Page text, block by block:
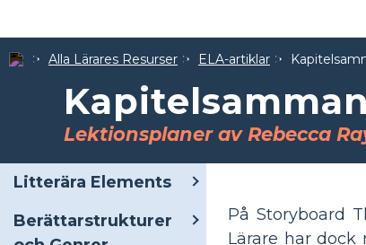
Alla Lärares Resurser ELA-artiklar
Lektionsplaner av Rebecca
Litterära Elements
Berättarstrukturer
På Storyboard
Lärare har